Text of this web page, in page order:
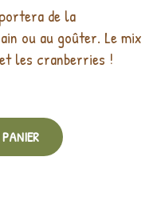
de la
ou au goûter. Le mix
les cranberries !